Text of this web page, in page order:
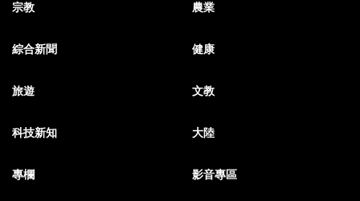
宗教 農業
綜合新聞 健康
旅遊 文教
科技新知 大陸
專欄 影音專區